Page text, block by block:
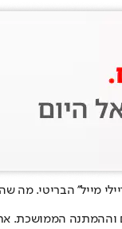
מייל'' הבריטי.
הממושכת.